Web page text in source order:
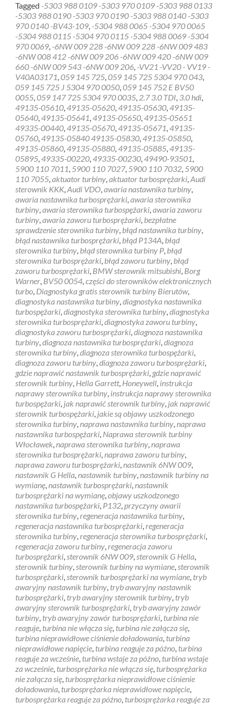
about
Diagnostyka
gratis
sterownik
turbiny
Bierutów
Tagged -5303 988 0109 -5303 970 0109 -5303 988 0133
-5303 988 0190 -5303 970 0190 -5303 988 0140 -5303
970 0140 -BV43-109, -5304 988 0065 -5304 970 0065
-5304 988 0115 -5304 970 0115 -5304 988 0069 -5304
970 0069, -6NW 009 228 -6NW 009 228 -6NW 009 483
-6NW 008 412 -6NW 009 206 -6NW 009 420 -6NW 009
660 -6NW 009 543 -6NW 009 206, -VV21 -VV20 - VV19 -
V40A03171,059 145 725,059 145 725 5304 970 043,
059 145 725 J 5304 970 0050,059 145 752 E BV50
0055,059 147 725 5304 970 0035, 2.7 3.0 TDI, 3.0 hdi,
49135-05610,49135-05620,49135-05630,49135-
05640,49135-05641,49135-05650,49135-05651
49335-00440,49135-05670,49135-05671,49135-
05760,49135-05840 49135-05830,49135-05850,
49135-05860,49135-05880,49135-05885,49135-
05895,49335-00220,49335-00230,49490-93501,
5900 110 7011, 5900 110 7027, 5900 110 7032, 5900
110 7055,aktuator turbiny,aktuator turbosprężarki,Audi
sterownik KKK,Audi VDO,awaria nastawnika turbiny,
awaria nastawnika turbosprężarki,awaria sterownika
turbiny,awaria sterownika turbospężarki,awaria zaworu
turbiny,awaria zaworu turbosprężarki, bezpłatne
sprawdzenie sterownika turbiny, błąd nastawnika turbiny,
błąd nastawnika turbosprężarki, błąd P134A, błąd
sterownika turbiny, błąd sterownika turbiny P, błąd
sterownika turbosprężarki, błąd zaworu turbiny, błąd
zaworu turbosprężarki, BMW sterownik mitsubishi, Borg
Warner, BV50 0054,części do sterowników elektronicznych
turbo, Diagnostyka gratis sterownik turbiny Bierutów,
diagnostyka nastawnika turbiny,diagnostyka nastawnika
turbospężarki,diagnostyka sterownika turbiny,diagnostyka
sterownika turbosprężarki,diagnostyka zaworu turbiny,
diagnostyka zaworu turbosprężarki,diagnoza nastawnika
turbiny,diagnoza nastawnika turbosprężarki,diagnoza
sterownika turbiny,diagnoza sterownika turbospężarki,
diagnoza zaworu turbiny,diagnoza zaworu turbosprężarki,
gdzie naprawić nastawnik turbosprężarki, gdzie naprawić
sterownik turbiny, Hella Garrett, Honeywell, instrukcja
naprawy sterownika turbiny, instrukcja naprawy sterownika
turbospężarki, jak naprawić sterownik turbiny, jak naprawić
sterownik turbospężarki, jakie są objawy uszkodzonego
sterownika turbiny,naprawa nastawnika turbiny,naprawa
nastawnika turbospężarki, Naprawa sterownik turbiny
Włocławek,naprawa sterownika turbiny,naprawa
sterownika turbosprężarki,naprawa zaworu turbiny,
naprawa zaworu turbosprężarki,nastawnik 6NW 009,
nastawnik G Hella,nastawnik turbiny,nastawnik turbiny na
wymianę,nastawnik turbosprężarki,nastawnik
turbosprężarki na wymianę,objawy uszkodzonego
nastawnika turbospężarki, P132,przyczyny awarii
sterownika turbiny,regeneracja nastawnika turbiny,
regeneracja nastawnika turbosprężarki,regeneracja
sterownika turbiny,regeneracja sterownika turbosprężarki,
regeneracja zaworu turbiny,regeneracja zaworu
turbosprężarki,sterownik 6NW 009,sterownik G Hella,
sterownik turbiny,sterownik turbiny na wymiane,sterownik
turbosprężarki,sterownik turbosprężarki na wymiane, tryb
awaryjny nastawnik turbiny, tryb awaryjny nastawnik
turbosprężarki, tryb awaryjny sterownik turbiny, tryb
awaryjny sterownik turbosprężarki, tryb awaryjny zawór
turbiny, tryb awaryjny zawór turbosprężarki, turbina nie
reaguje, turbina nie włącza się, turbina nie załącza się,
turbina nieprawidłowe ciśnienie doładowania, turbina
nieprawidłowe napięcie, turbina reaguje za późno, turbina
reaguje za wcześnie, turbina wstaje za późno, turbina wstaje
za wcześnie, turbosprężarka nie włącza się, turbosprężarka
nie załącza się, turbosprężarka nieprawidłowe ciśnienie
doładowania, turbosprężarka nieprawidłowe napięcie,
turbosprężarka reaguje za późno, turbosprężarka reaguje za